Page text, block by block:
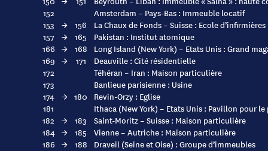
152
Amsterdam – Pays-Bas : Immeuble locatif
153
→ 156
La Chaux de Fonds – Suisse : Ecole d’infirmières
157
→ 165
Pakistan : Institut atomique
166 → 168
Long Island (New York) – Etats Unis : Grand
169 → 171
Deauville : Cité résidentielle
172
Téhéran – Iran : Maison particulière
173
Banlieue parisienne : Usine
174
→ 180
Revin-Orzy : Eglise
181
Ithaca (New York) – Etats Unis : Pavillon pour
182 → 183
Saint-Moritz – Suisse : Maison particulière
184 → 185
Vienne – Autriche : Maison particulière
186 → 188
Draveil (Seine et Oise) : Groupe d’immeubles